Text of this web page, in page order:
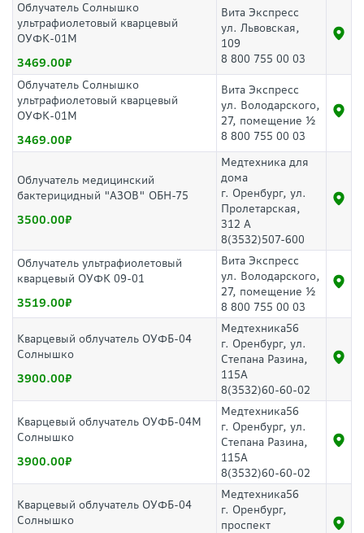
Облучатель Солнышко
ультрафиолетовый кварцевый
ОУФК-01М
3469.00
Вита Экспресс
ул. Львовская,
109
8 800 755 00 03
Облучатель Солнышко
ультрафиолетовый кварцевый
ОУФК-01М
3469.00
Вита Экспресс
ул. Володарского,
27, помещение ½
8 800 755 00 03
Облучатель медицинский
бактерицидный "АЗОВ" ОБН-75
3500.00
Медтехника для
дома
г. Оренбург, ул.
Пролетарская,
312 А
8(3532)507-600
Облучатель ультрафиолетовый
кварцевый ОУФК 09-01
3519.00
Вита Экспресс
ул. Володарского,
27, помещение ½
8 800 755 00 03
Кварцевый облучатель ОУФБ-04
Солнышко
3900.00
Медтехника56
г. Оренбург, ул.
Степана Разина,
115А
8(3532)60-60-02
Кварцевый облучатель ОУФБ-04М
Солнышко
3900.00
Медтехника56
г. Оренбург, ул.
Степана Разина,
115А
8(3532)60-60-02
Кварцевый облучатель ОУФБ-04
Солнышко
Медтехника56
г. Оренбург,
проспект